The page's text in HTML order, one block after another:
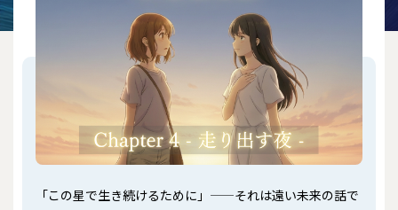
「この星で生き続けるために」——それは遠い未来の話で